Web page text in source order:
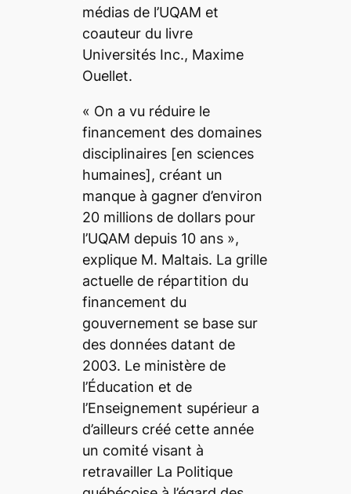
médias de l’UQAM et
coauteur du livre
Universités Inc., Maxime
Ouellet.
« On a vu réduire le
financement des domaines
disciplinaires [en sciences
humaines], créant un
manque à gagner d’environ
20 millions de dollars pour
l’UQAM depuis 10 ans»,
explique M. Maltais. La grille
actuelle de répartition du
financement du
gouvernement se base sur
des données datant de
2003. Le ministère de
l’Éducation et de
l’Enseignement supérieur a
d’ailleurs créé cette année
un comité visant à
retravailler La Politique